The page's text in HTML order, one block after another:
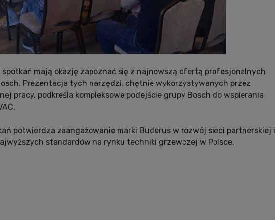
mają okazję zapoznać się z najnowszą ofertą profesjonalnych
Prezentacja tych narzędzi, chętnie wykorzystywanych przez
pracy, podkreśla kompleksowe podejście grupy Bosch do wspierania
potwierdza zaangażowanie marki Buderus w rozwój sieci partnerskiej i
standardów na rynku techniki grzewczej w Polsce.